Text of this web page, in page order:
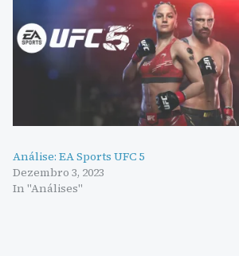
Análise: EA Sports UFC 5
Dezembro 3, 2023
In "Análises"